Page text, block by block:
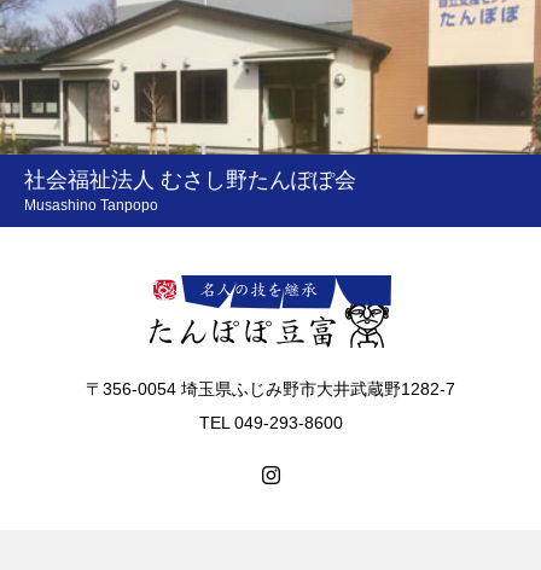
社会福祉法人 むさし野たんぽぽ会
Musashino Tanpopo
〒356-0054 埼玉県ふじみ野市大井武蔵野1282-7
TEL 049-293-8600